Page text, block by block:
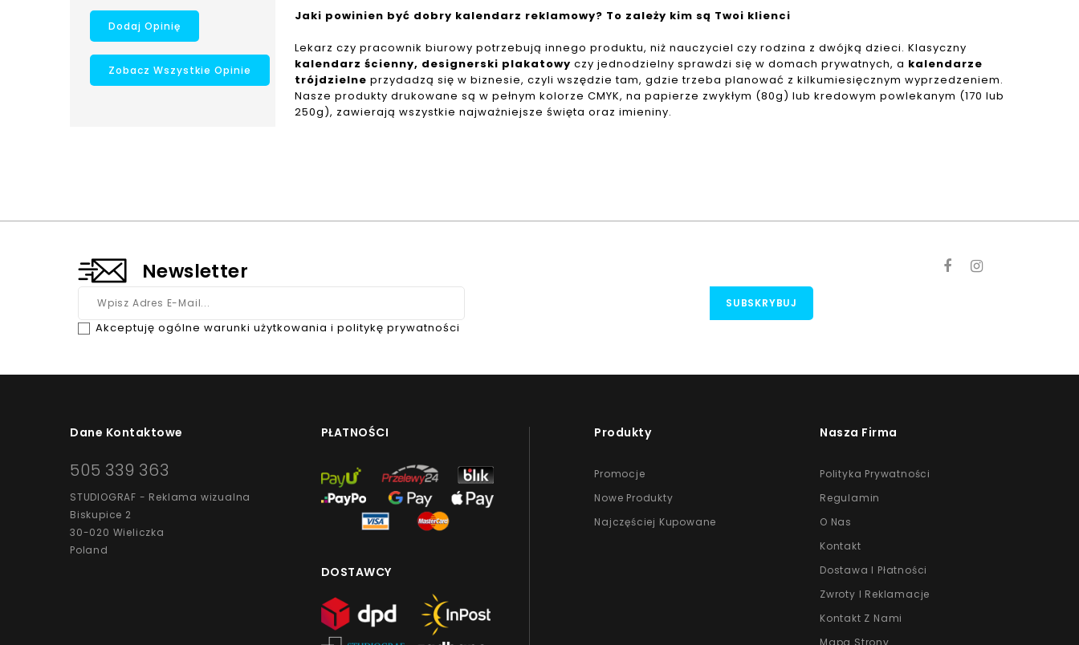
Dodaj Opinię
Zobacz Wszystkie Opinie
Jaki powinien być dobry kalendarz reklamowy? To zależy kim są Twoi klienci
Lekarz czy pracownik biurowy potrzebują innego produktu, niż nauczyciel czy rodzina z dwójką dzieci. Klasyczny
kalendarz ścienny, designerski plakatowy czy jednodzielny sprawdzi się w domach prywatnych, a kalendarze
trójdzielne przydadzą się w biznesie, czyli wszędzie tam, gdzie trzeba planować z kilkumiesięcznym wyprzedzeniem.
Nasze produkty drukowane są w pełnym kolorze CMYK, na papierze zwykłym (80g) lub kredowym powlekanym (170 lub
250g), zawierają wszystkie najważniejsze święta oraz imieniny.
Newsletter
Akceptuję ogólne warunki użytkowania i politykę prywatności
Dane Kontaktowe
505 339 363
STUDIOGRAF - Reklama wizualna
Biskupice 2
30-020 Wieliczka
Poland
PŁATNOŚCI
DOSTAWCY
Produkty
Promocje
Nowe Produkty
Najczęściej Kupowane
Nasza Firma
Polityka Prywatności
Regulamin
O Nas
Kontakt
Dostawa I Płatności
Zwroty I Reklamacje
Kontakt Z Nami
Mapa Strony